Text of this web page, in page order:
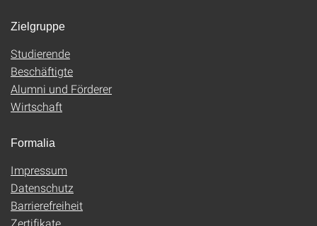
Zielgruppe
Studierende
Beschäftigte
Alumni und Förderer
Wirtschaft
Formalia
Impressum
Datenschutz
Barrierefreiheit
Zertifikate